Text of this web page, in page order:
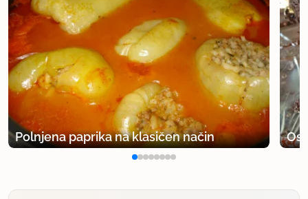
Polnjena paprika na klasičen način